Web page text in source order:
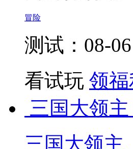
冒险
测试：08-
看试玩 领福
三国大领主
三国大领主